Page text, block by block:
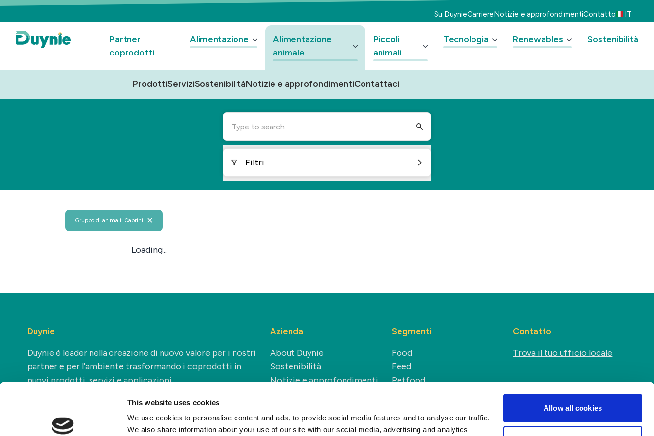
This website uses cookies
We use cookies to personalise content and ads, to provide social media features and to analyse our traffic.
We also share information about your use of our site with our social media, advertising and analytics
Allow all cookies
Su DuynieCarriereNotizie e approfondimentiContatto IT
Partner
coprodotti
Alimentazione
Alimentazione
animale
Piccoli
animali
Tecnologia Renewables Sostenibilità
ProdottiServiziSostenibilitàNotizie e approfondimentiContattaci
Type to search
Filtri
Gruppo di animali: Caprini
Loading...
Duynie
Duynie è leader nella creazione di nuovo valore per i nostri
partner e per l'ambiente trasformando i coprodotti in
nuovi prodotti, servizi e applicazioni.
Azienda
About Duynie
Sostenibilità
Notizie e approfondimenti
Segmenti
Food
Feed
Petfood
Contatto
Trova il tuo ufficio locale